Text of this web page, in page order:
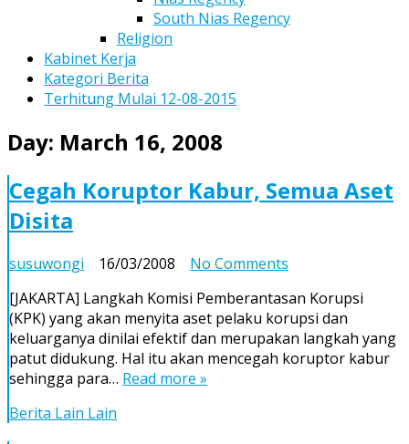
South Nias Regency
Religion
Kabinet Kerja
Kategori Berita
Terhitung Mulai 12-08-2015
Day: March 16, 2008
Cegah Koruptor Kabur, Semua Aset
Disita
susuwongi 16/03/2008 No Comments
Koruptor
Kabur,
Semua
Aset
[JAKARTA] Langkah Komisi Pemberantasan Korupsi
(KPK) yang akan menyita aset pelaku korupsi dan
keluarganya dinilai efektif dan merupakan langkah yang
patut didukung. Hal itu akan mencegah koruptor kabur
sehingga para… Read more »
Berita Lain Lain